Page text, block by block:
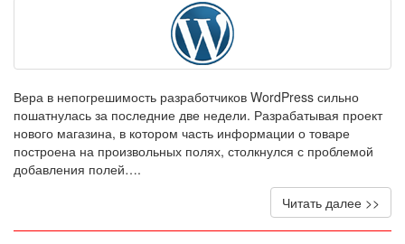
Вера в непогрешимость разработчиков WordPress сильно
пошатнулась за последние две недели. Разрабатывая проект
нового магазина, в котором часть информации о товаре
построена на произвольных полях, столкнулся с проблемой
добавления полей….
Читать далее >>